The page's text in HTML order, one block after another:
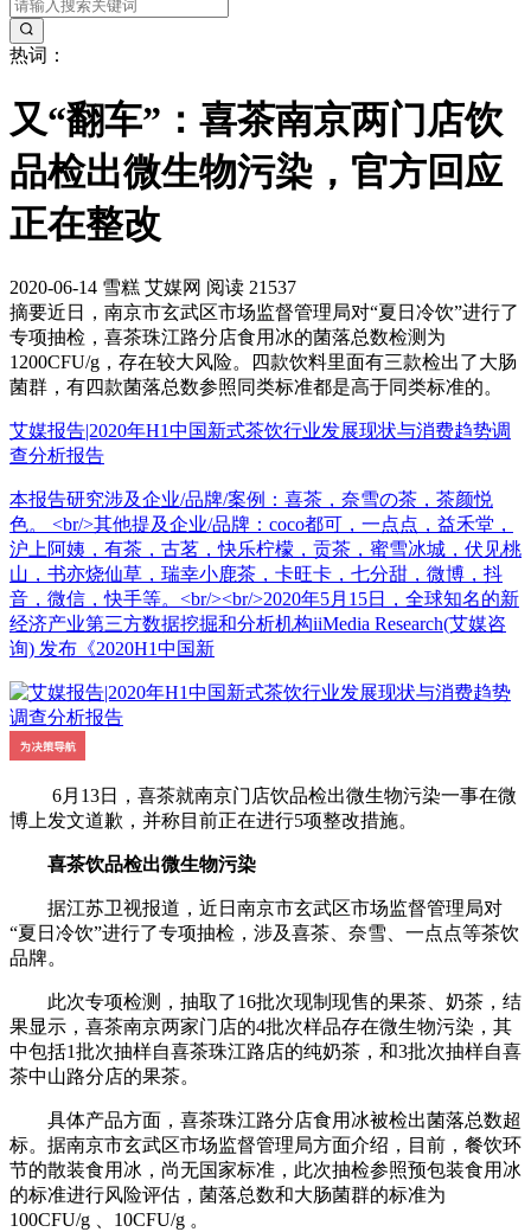
热词：
又“翻车”：喜茶南京两门店饮
品检出微生物污染，官方回应
正在整改
2020-06-14 雪糕 艾媒网 阅读 21537
摘要近日，南京市玄武区市场监督管理局对“夏日冷饮”进行了
专项抽检，喜茶珠江路分店食用冰的菌落总数检测为
1200CFU/g，存在较大风险。四款饮料里面有三款检出了大肠
菌群，有四款菌落总数参照同类标准都是高于同类标准的。
艾媒报告|2020年H1中国新式茶饮行业发展现状与消费趋势调
查分析报告
本报告研究涉及企业/品牌/案例：喜茶，奈雪の茶，茶颜悦
色。 <br/>其他提及企业/品牌：coco都可，一点点，益禾堂，
沪上阿姨，有茶，古茗，快乐柠檬，贡茶，蜜雪冰城，伏见桃
山，书亦烧仙草，瑞幸小鹿茶，卡旺卡，七分甜，微博，抖
音，微信，快手等。<br/><br/>2020年5月15日，全球知名的新
经济产业第三方数据挖掘和分析机构iiMedia Research(艾媒咨
询) 发布《2020H1中国新
6月13日，喜茶就南京门店饮品检出微生物污染一事在微
博上发文道歉，并称目前正在进行5项整改措施。
喜茶饮品检出微生物污染
据江苏卫视报道，近日南京市玄武区市场监督管理局对
“夏日冷饮”进行了专项抽检，涉及喜茶、奈雪、一点点等茶饮
品牌。
此次专项检测，抽取了16批次现制现售的果茶、奶茶，结
果显示，喜茶南京两家门店的4批次样品存在微生物污染，其
中包括1批次抽样自喜茶珠江路店的纯奶茶，和3批次抽样自喜
茶中山路分店的果茶。
具体产品方面，喜茶珠江路分店食用冰被检出菌落总数超
标。据南京市玄武区市场监督管理局方面介绍，目前，餐饮环
节的散装食用冰，尚无国家标准，此次抽检参照预包装食用冰
的标准进行风险评估，菌落总数和大肠菌群的标准为
100CFU/g 、10CFU/g 。